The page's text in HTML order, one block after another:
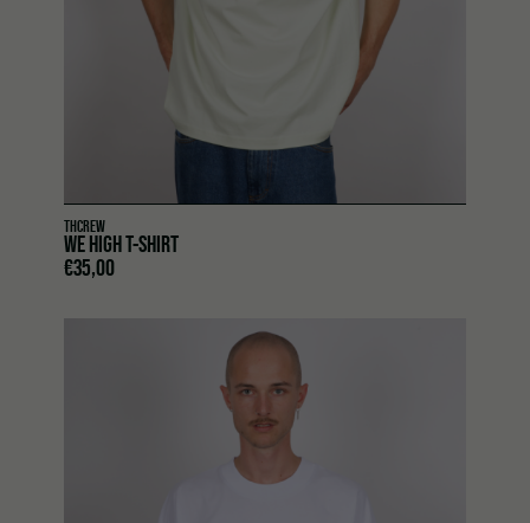
THCREW
WE HIGH T-SHIRT
€35,00